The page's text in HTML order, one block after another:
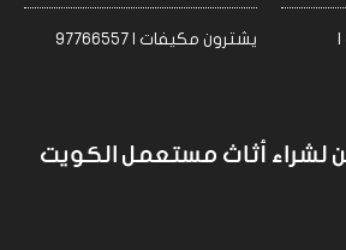
|
يشترون مكيفات | 97766557
لشراء أثاث مستعمل الكويت